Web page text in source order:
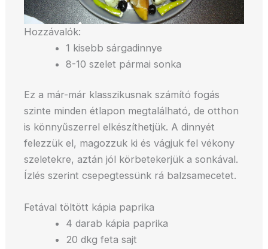
Hozzávalók:
1 kisebb sárgadinnye
8-10 szelet pármai sonka
Ez a már-már klasszikusnak számító fogás
szinte minden étlapon megtalálható, de otthon
is könnyűszerrel elkészíthetjük. A dinnyét
felezzük el, magozzuk ki és vágjuk fel vékony
szeletekre, aztán jól körbetekerjük a sonkával.
Ízlés szerint csepegtessünk rá balzsamecetet.
Fetával töltött kápia paprika
4 darab kápia paprika
20 dkg feta sajt